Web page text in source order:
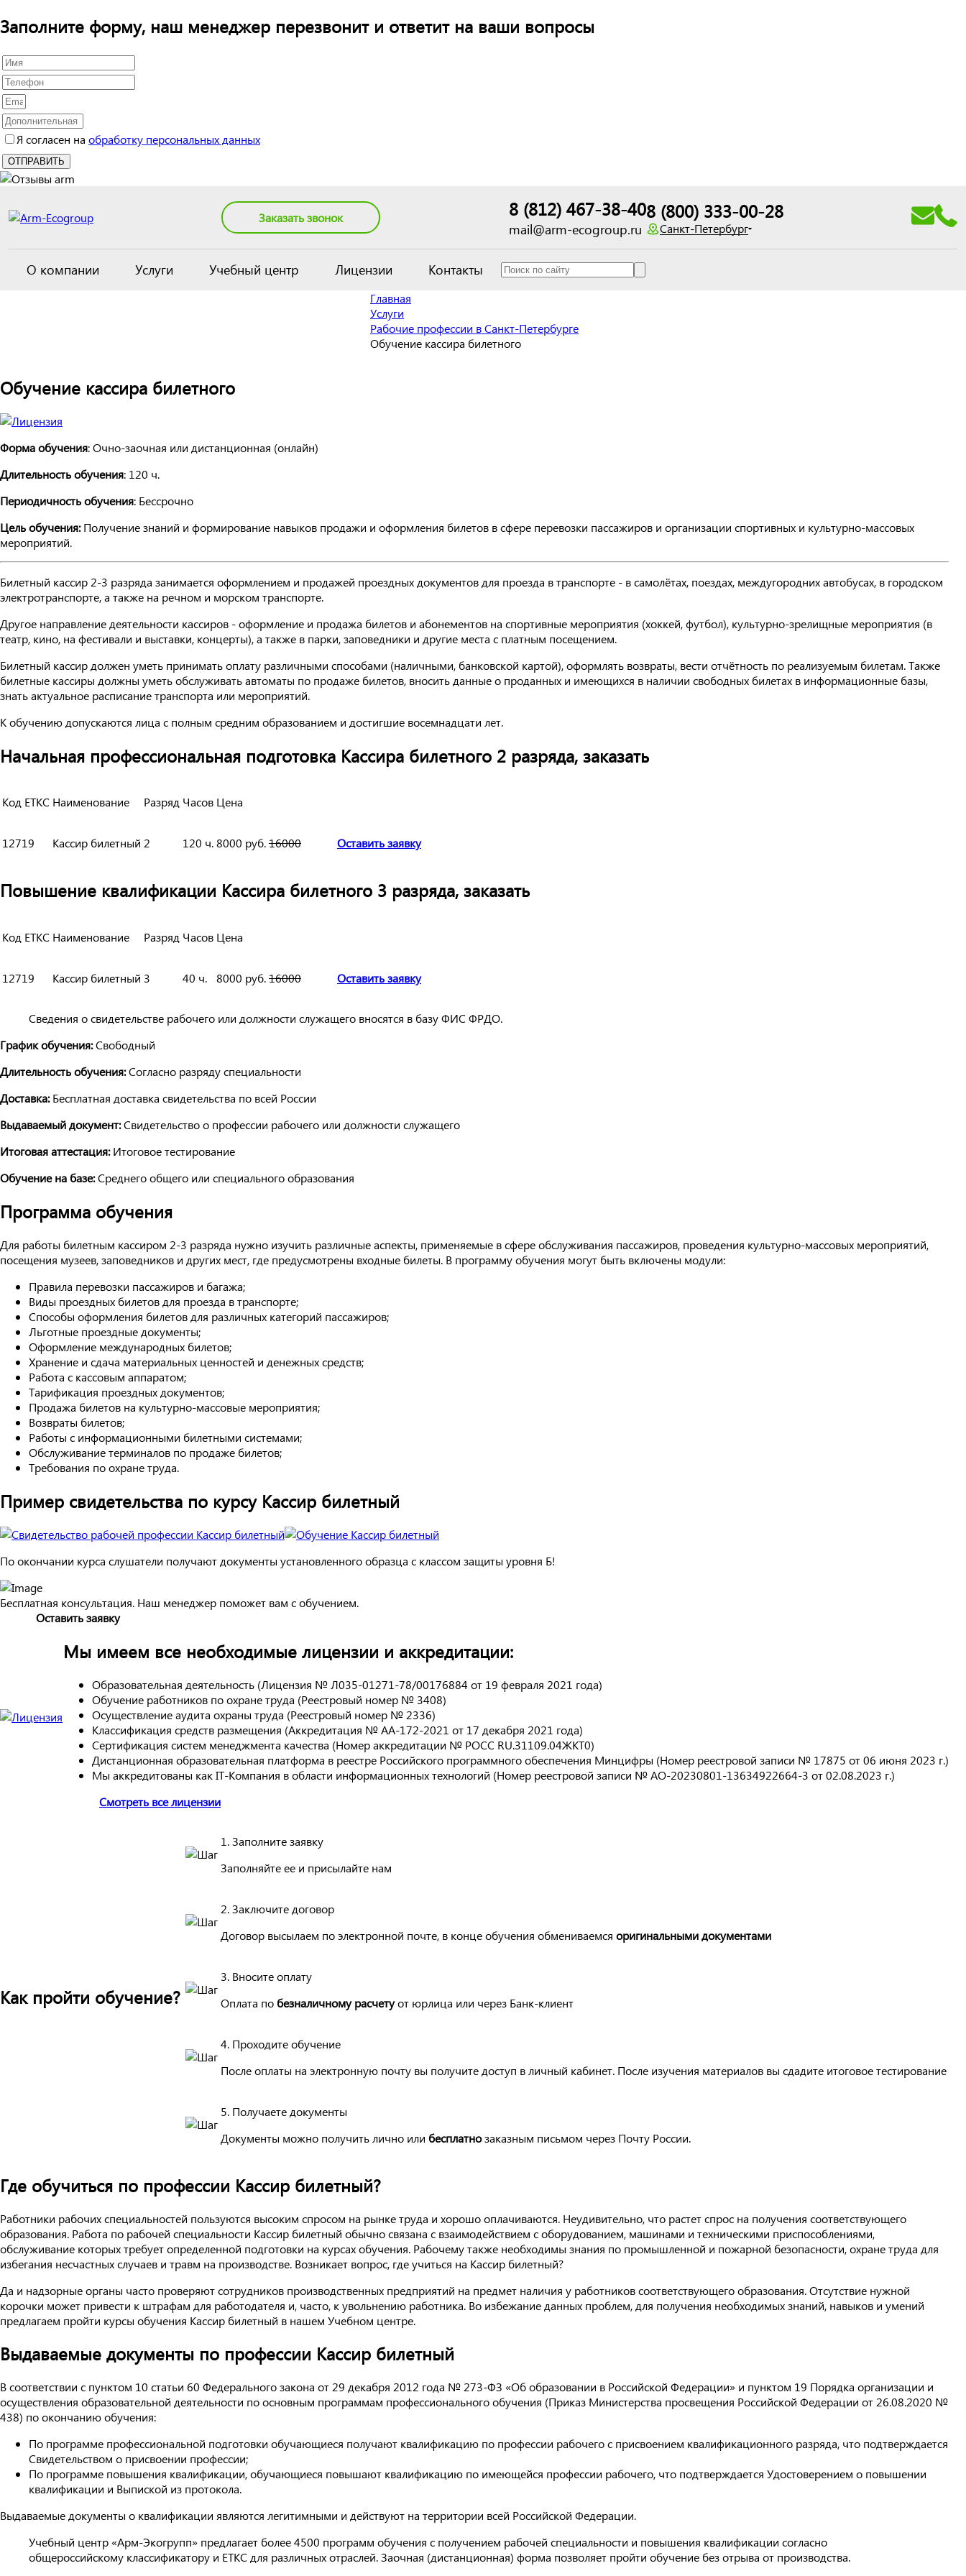
Заполните форму, наш менеджер перезвонит и ответит на ваши вопросы
Я согласен на обработку персональных данных
Заказать звонок 8 (812) 467-38-40
mail@arm-ecogroup.ru
8 (800) 333-00-28
Санкт-Петербург
О компании Услуги Учебный центр Лицензии Контакты
Главная
Услуги
Рабочие профессии в Санкт-Петербурге
Обучение кассира билетного
Обучение кассира билетного
Форма обучения: Очно-заочная или дистанционная (онлайн)
Длительность обучения: 120 ч.
Периодичность обучения: Бессрочно
Цель обучения:Получение знаний и формирование навыков продажи и оформления билетов в сфере перевозки пассажиров и организации спортивных и культурно-массовых
мероприятий.
Билетный кассир 2-3 разряда занимается оформлением и продажей проездных документов для проезда в транспорте - в самолётах, поездах, междугородних автобусах, в городском
электротранспорте, а также на речном и морском транспорте.
Другое направление деятельности кассиров - оформление и продажа билетов и абонементов на спортивные мероприятия (хоккей, футбол), культурно-зрелищные мероприятия (в
театр, кино, на фестивали и выставки, концерты), а также в парки, заповедники и другие места с платным посещением.
Билетный кассир должен уметь принимать оплату различными способами (наличными, банковской картой), оформлять возвраты, вести отчётность по реализуемым билетам. Также
билетные кассиры должны уметь обслуживать автоматы по продаже билетов, вносить данные о проданных и имеющихся в наличии свободных билетах в информационные базы,
знать актуальное расписание транспорта или мероприятий.
К обучению допускаются лица с полным средним образованием и достигшие восемнадцати лет.
Начальная профессиональная подготовка Кассира билетного 2 разряда, заказать
Код ЕТКС Наименование Разряд Часов Цена
12719 Кассир билетный 2 120 ч.8000 руб.16000 Оставить заявку
Повышение квалификации Кассира билетного 3 разряда, заказать
Код ЕТКС Наименование Разряд Часов Цена
12719 Кассир билетный 3 40 ч. 8000 руб.16000 Оставить заявку
Сведения о свидетельстве рабочего или должности служащего вносятся в базу ФИС ФРДО.
График обучения:Свободный
Длительность обучения:Согласно разряду специальности
Доставка:Бесплатная доставка свидетельства по всей России
Выдаваемый документ:Свидетельство о профессии рабочего или должности служащего
Итоговая аттестация:Итоговое тестирование
Обучение на базе:Среднего общего или специального образования
Программа обучения
Для работы билетным кассиром 2-3 разряда нужно изучить различные аспекты, применяемые в сфере обслуживания пассажиров, проведения культурно-массовых мероприятий,
посещения музеев, заповедников и других мест, где предусмотрены входные билеты. В программу обучения могут быть включены модули:
Правила перевозки пассажиров и багажа;
Виды проездных билетов для проезда в транспорте;
Способы оформления билетов для различных категорий пассажиров;
Льготные проездные документы;
Оформление международных билетов;
Хранение и сдача материальных ценностей и денежных средств;
Работа с кассовым аппаратом;
Тарификация проездных документов;
Продажа билетов на культурно-массовые мероприятия;
Возвраты билетов;
Работы с информационными билетными системами;
Обслуживание терминалов по продаже билетов;
Требования по охране труда.
Пример свидетельства по курсу Кассир билетный
По окончании курса слушатели получают документы установленного образца с классом защиты уровня Б!
Бесплатная консультация. Наш менеджер поможет вам с обучением.
Оставить заявку
Мы имеем все необходимые лицензии и аккредитации:
Образовательная деятельность (Лицензия № Л035-01271-78/00176884 от 19 февраля 2021 года)
Обучение работников по охране труда (Реестровый номер № 3408)
Осуществление аудита охраны труда (Реестровый номер № 2336)
Классификация средств размещения (Аккредитация № АА-172-2021 от 17 декабря 2021 года)
Сертификация систем менеджмента качества (Номер аккредитации № РОСС RU.31109.04ЖКТ0)
Дистанционная образовательная платформа в реестре Российского программного обеспечения Минцифры (Номер реестровой записи № 17875 от 06 июня 2023 г.)
Мы аккредитованы как IT-Компания в области информационных технологий (Номер реестровой записи № АО-20230801-13634922664-3 от 02.08.2023 г.)
Смотреть все лицензии
Как пройти обучение?
1. Заполните заявку
Заполняйте ее и присылайте нам
2. Заключите договор
Договор высылаем по электронной почте, в конце обучения обмениваемся оригинальными документами
3. Вносите оплату
Оплата по безналичному расчетуот юрлица или через Банк-клиент
4. Проходите обучение
После оплаты на электронную почту вы получите доступ в личный кабинет. После изучения материалов вы сдадите итоговое тестирование
5. Получаете документы
Документы можно получить лично или бесплатнозаказным письмом через Почту России.
Где обучиться по профессии Кассир билетный?
Работники рабочих специальностей пользуются высоким спросом на рынке труда и хорошо оплачиваются. Неудивительно, что растет спрос на получения соответствующего
образования. Работа по рабочей специальности Кассир билетный обычно связана с взаимодействием с оборудованием, машинами и техническими приспособлениями,
обслуживание которых требует определенной подготовки на курсах обучения. Рабочему также необходимы знания по промышленной и пожарной безопасности, охране труда для
избегания несчастных случаев и травм на производстве. Возникает вопрос, где учиться на Кассир билетный?
Да и надзорные органы часто проверяют сотрудников производственных предприятий на предмет наличия у работников соответствующего образования. Отсутствие нужной
корочки может привести к штрафам для работодателя и, часто, к увольнению работника. Во избежание данных проблем, для получения необходимых знаний, навыков и умений
предлагаем пройти курсы обучения Кассир билетный в нашем Учебном центре.
Выдаваемые документы по профессии Кассир билетный
В соответствии с пунктом 10 статьи 60 Федерального закона от 29 декабря 2012 года № 273-ФЗ «Об образовании в Российской Федерации» и пунктом 19 Порядка организации и
осуществления образовательной деятельности по основным программам профессионального обучения (Приказ Министерства просвещения Российской Федерации от 26.08.2020 №
438) по окончанию обучения:
По программе профессиональной подготовки обучающиеся получают квалификацию по профессии рабочего с присвоением квалификационного разряда, что подтверждается
Свидетельством о присвоении профессии;
По программе повышения квалификации, обучающиеся повышают квалификацию по имеющейся профессии рабочего, что подтверждается Удостоверением о повышении
квалификации и Выпиской из протокола.
Выдаваемые документы о квалификации являются легитимными и действуют на территории всей Российской Федерации.
Учебный центр «Арм-Экогрупп» предлагает более 4500 программ обучения с получением рабочей специальности и повышения квалификации согласно
общероссийскому классификатору и ЕТКС для различных отраслей. Заочная (дистанционная) форма позволяет пройти обучение без отрыва от производства.